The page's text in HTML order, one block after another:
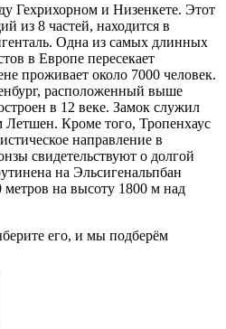
Гехрихорном и Низенкете. Этот
из 8 частей, находится в
Одна из самых длинных
в Европе пересекает
проживает около 7000 человек.
расположенный выше
в 12 веке. Замок служил
Летшен. Кроме того, Тропенхаус
направление в
свидетельствуют о долгой
на Эльсигенальпбан
метров на высоту 1800 м над
его, и мы подберём